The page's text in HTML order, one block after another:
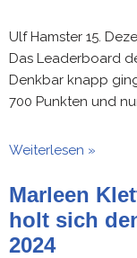
Ulf Hamster 15.
Das Leaderboard
Denkbar knapp
700 Punkten und
Weiterlesen »
Marleen
holt sich
2024